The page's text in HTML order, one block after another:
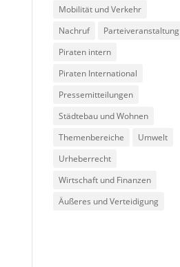
Mobilität und Verkehr
Nachruf
Parteiveranstaltung
Piraten intern
Piraten International
Pressemitteilungen
Städtebau und Wohnen
Themenbereiche
Umwelt
Urheberrecht
Wirtschaft und Finanzen
Äußeres und Verteidigung